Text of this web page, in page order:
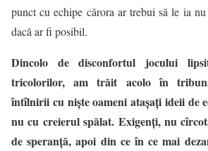
punct cu echipe cărora ar trebui să le ia
dacă ar fi posibil.
Dincolo de disconfortul jocului
tricolorilor, am trăit acolo în
întîlnirii cu nişte oameni ataşaţi ideii de
nu cu creierul spălat. Exigenţi, nu
de speranţă, apoi din ce în ce mai